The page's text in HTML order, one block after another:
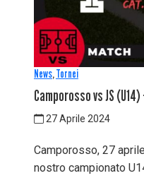
News,Tornei
Camporosso vs JS
27 Aprile 2024
Camporosso, 27
nostro campionato